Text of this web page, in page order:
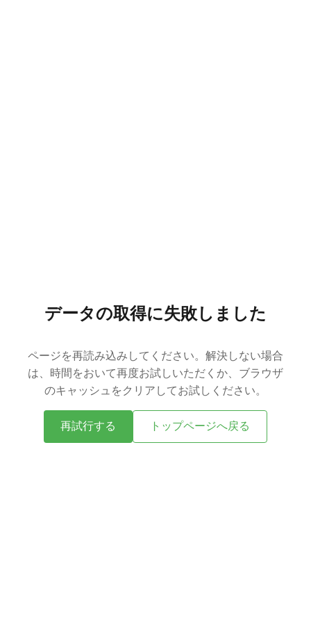
データの取得に失敗しました
ページを再読み込みしてください。解決しない場合
は、時間をおいて再度お試しいただくか、ブラウザ
のキャッシュをクリアしてお試しください。
再試行する トップページへ戻る